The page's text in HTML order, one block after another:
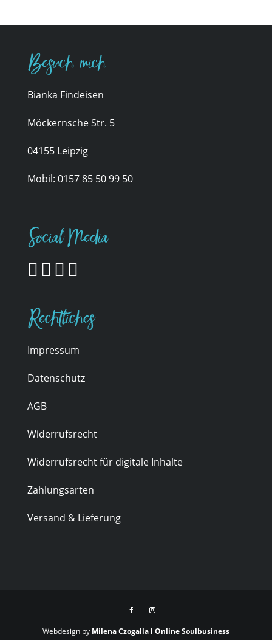
Besuch mich
Bianka Findeisen
Möckernsche Str. 5
04155 Leipzig
Mobil: 0157 85 50 99 50
Social Media
Rechtliches
Impressum
Datenschutz
AGB
Widerrufsrecht
Widerrufsrecht für digitale Inhalte
Zahlungsarten
Versand & Lieferung
Webdesign by Milena Czogalla l Online Soulbusiness